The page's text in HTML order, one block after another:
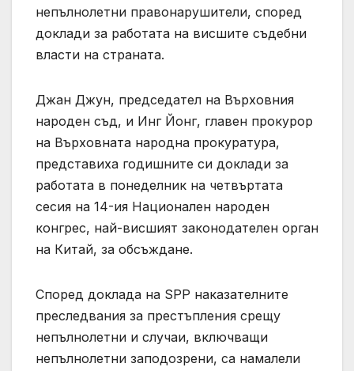
непълнолетни правонарушители, според
доклади за работата на висшите съдебни
власти на страната.
Джан Джун, председател на Върховния
народен съд, и Инг Йонг, главен прокурор
на Върховната народна прокуратура,
представиха годишните си доклади за
работата в понеделник на четвъртата
сесия на 14-ия Национален народен
конгрес, най-висшият законодателен орган
на Китай, за обсъждане.
Според доклада на SPP наказателните
преследвания за престъпления срещу
непълнолетни и случаи, включващи
непълнолетни заподозрени, са намалели